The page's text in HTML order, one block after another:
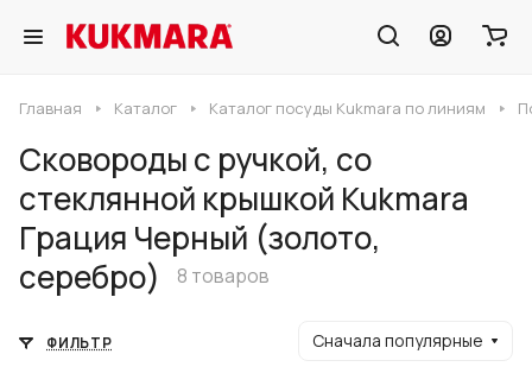
Главная Каталог Каталог посуды Kukmara по линиям
Сковороды с ручкой, со
стеклянной крышкой Kukmara
Грация Черный (золото,
серебро)
8 товаров
ФИЛЬТР Сначала популярные